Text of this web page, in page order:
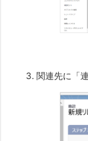
関連先に「